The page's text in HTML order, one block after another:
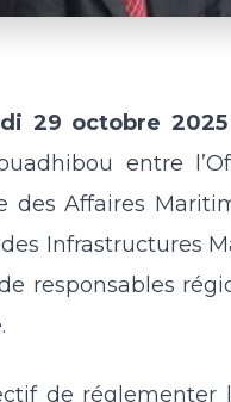
29 octobre 2025
entre
des Affaires
Infrastructures
responsables
de réglementer